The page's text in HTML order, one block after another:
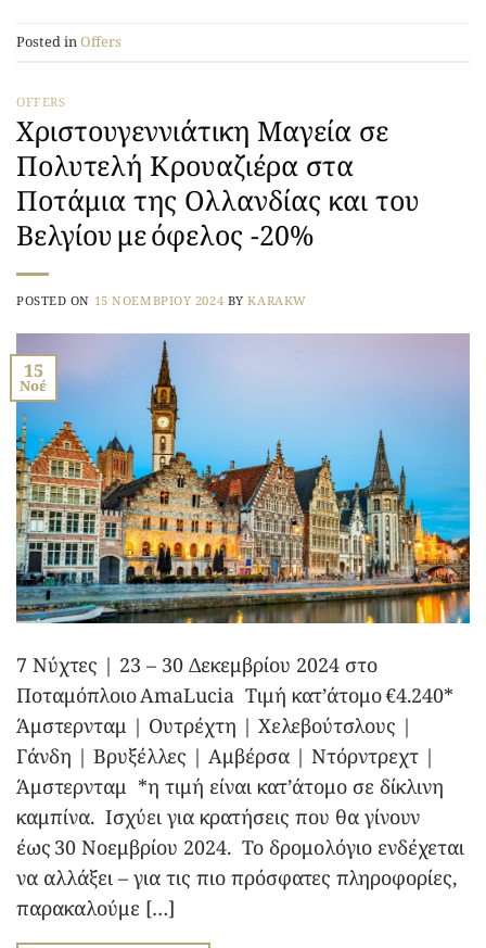
Posted inOffers
OFFERS
Χριστουγεννιάτικη Μαγεία σε
Πολυτελή Κρουαζιέρα στα
Ποτάμια της Ολλανδίας και του
Βελγίου με όφελος -20%
POSTED ON 15 ΝΟΕΜΒΡΊΟΥ 2024 BYKARAKW
15
Νοέ
7 Νύχτες | 23 – 30 Δεκεμβρίου 2024 στο
Ποταμόπλοιο AmaLucia Τιμή κατ’άτομο €4.240*
Άμστερνταμ | Ουτρέχτη | Χελεβούτσλους |
Γάνδη | Βρυξέλλες | Αμβέρσα | Ντόρντρεχτ |
Άμστερνταμ *η τιμή είναι κατ’άτομο σε δίκλινη
καμπίνα. Ισχύει για κρατήσεις που θα γίνουν
έως 30 Νοεμβρίου 2024. Το δρομολόγιο ενδέχεται
να αλλάξει – για τις πιο πρόσφατες πληροφορίες,
παρακαλούμε […]